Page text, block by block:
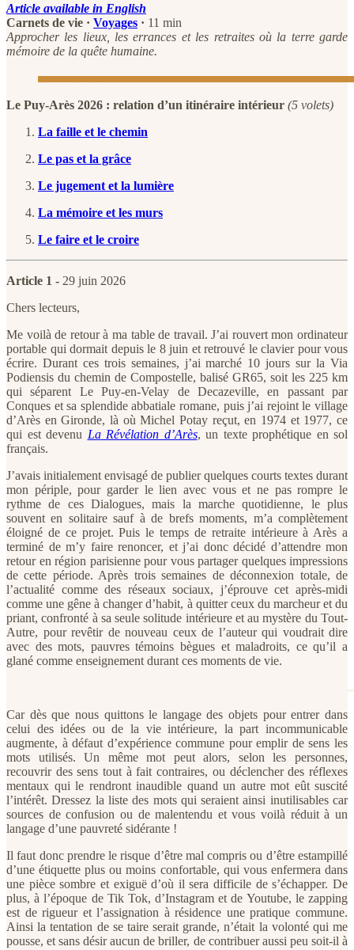
Article available in English
Carnets de vie · Voyages · 11 min
Approcher les lieux, les errances et les retraites où la terre garde
mémoire de la quête humaine.
Le Puy-Arès 2026 : relation d’un itinéraire intérieur (5 volets)
La faille et le chemin
Le pas et la grâce
Le jugement et la lumière
La mémoire et les murs
Le faire et le croire
Article 1 - 29 juin 2026
Chers lecteurs,
Me voilà de retour à ma table de travail. J’ai rouvert mon ordinateur
portable qui dormait depuis le 8 juin et retrouvé le clavier pour vous
écrire. Durant ces trois semaines, j’ai marché 10 jours sur la Via
Podiensis du chemin de Compostelle, balisé GR65, soit les 225 km
qui séparent Le Puy-en-Velay de Decazeville, en passant par
Conques et sa splendide abbatiale romane, puis j’ai rejoint le village
d’Arès en Gironde, là où Michel Potay reçut, en 1974 et 1977, ce
qui est devenu La Révélation d’Arès, un texte prophétique en sol
français.
J’avais initialement envisagé de publier quelques courts textes durant
mon périple, pour garder le lien avec vous et ne pas rompre le
rythme de ces Dialogues, mais la marche quotidienne, le plus
souvent en solitaire sauf à de brefs moments, m’a complètement
éloigné de ce projet. Puis le temps de retraite intérieure à Arès a
terminé de m’y faire renoncer, et j’ai donc décidé d’attendre mon
retour en région parisienne pour vous partager quelques impressions
de cette période. Après trois semaines de déconnexion totale, de
l’actualité comme des réseaux sociaux, j’éprouve cet après-midi
comme une gêne à changer d’habit, à quitter ceux du marcheur et du
priant, confronté à sa seule solitude intérieure et au mystère du Tout-
Autre, pour revêtir de nouveau ceux de l’auteur qui voudrait dire
avec des mots, pauvres témoins bègues et maladroits, ce qu’il a
glané comme enseignement durant ces moments de vie.
Car dès que nous quittons le langage des objets pour entrer dans
celui des idées ou de la vie intérieure, la part incommunicable
augmente, à défaut d’expérience commune pour emplir de sens les
mots utilisés. Un même mot peut alors, selon les personnes,
recouvrir des sens tout à fait contraires, ou déclencher des réflexes
mentaux qui le rendront inaudible quand un autre mot eût suscité
l’intérêt. Dressez la liste des mots qui seraient ainsi inutilisables car
sources de confusion ou de malentendu et vous voilà réduit à un
langage d’une pauvreté sidérante !
Il faut donc prendre le risque d’être mal compris ou d’être estampillé
d’une étiquette plus ou moins confortable, qui vous enfermera dans
une pièce sombre et exiguë d’où il sera difficile de s’échapper. De
plus, à l’époque de Tik Tok, d’Instagram et de Youtube, le zapping
est de rigueur et l’assignation à résidence une pratique commune.
Ainsi la tentation de se taire serait grande, n’était la volonté qui me
pousse, et sans désir aucun de briller, de contribuer aussi peu soit-il à